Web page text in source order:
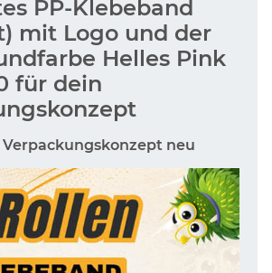
PP-Klebeband
mit Logo und der
Helles Pink
für dein
neu